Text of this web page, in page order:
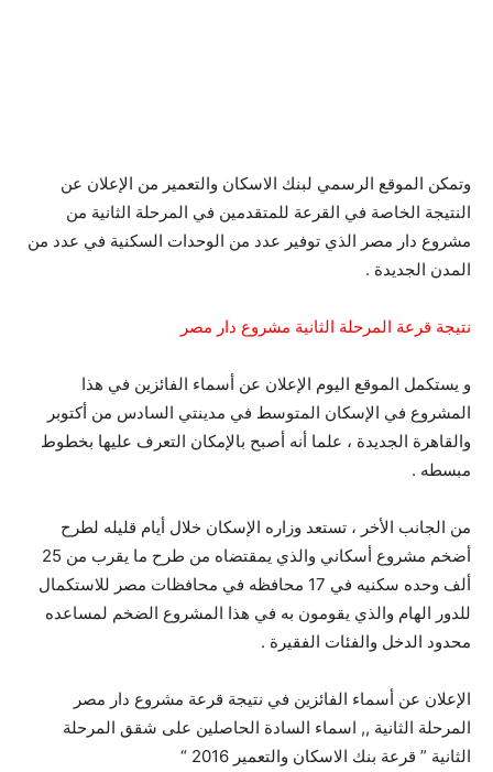
وتمكن الموقع الرسمي لبنك الاسكان والتعمير من الإعلان عن
النتيجة الخاصة في القرعة للمتقدمين في المرحلة الثانية من
مشروع دار مصر الذي توفير عدد من الوحدات السكنية في عدد من
المدن الجديدة .
نتيجة قرعة المرحلة الثانية مشروع دار مصر
و يستكمل الموقع اليوم الإعلان عن أسماء الفائزين في هذا
المشروع في الإسكان المتوسط في مدينتي السادس من أكتوبر
والقاهرة الجديدة ، علما أنه أصبح بالإمكان التعرف عليها بخطوط
مبسطه .
من الجانب الأخر ، تستعد وزاره الإسكان خلال أيام قليله لطرح
أضخم مشروع أسكاني والذي يمقتضاه من طرح ما يقرب من 25
ألف وحده سكنيه في 17 محافظه في محافظات مصر للاستكمال
للدور الهام والذي يقومون به في هذا المشروع الضخم لمساعده
محدود الدخل والفئات الفقيرة .
الإعلان عن أسماء الفائزين في نتيجة قرعة مشروع دار مصر
المرحلة الثانية ,, اسماء السادة الحاصلين على شقق المرحلة
الثانية ” قرعة بنك الاسكان والتعمير 2016 “